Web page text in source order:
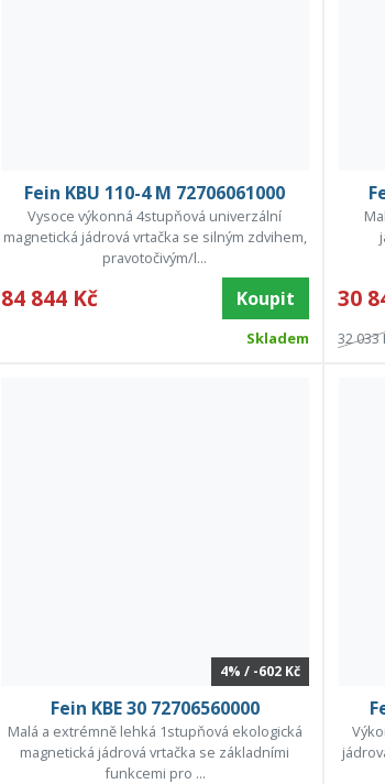
Fein KBU 110-4 M 72706061000
Vysoce výkonná 4stupňová univerzální
magnetická jádrová vrtačka se silným zdvihem,
pravotočivým/l...
84 844 Kč Koupit
Skladem
30
32 033
4% / -602 Kč
Fein KBE 30 72706560000
Malá a extrémně lehká 1stupňová ekologická
magnetická jádrová vrtačka se základními
funkcemi pro ...